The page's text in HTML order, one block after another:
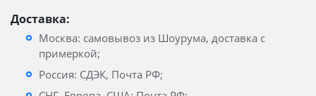
Доставка:
Москва: самовывоз из Шоурума, доставка с
примеркой;
Россия: СДЭК, Почта РФ;